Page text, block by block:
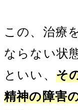
この、治療
ならない状
といい、 そ
精神の障害